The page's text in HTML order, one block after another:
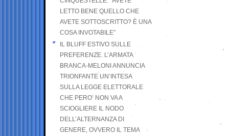
LETTO BENE QUELLO CHE
AVETE SOTTOSCRITTO? È UNA
COSA INVOTABILE”
IL BLUFF ESTIVO SULLE
PREFERENZE. L’ARMATA
BRANCA-MELONI ANNUNCIA
TRIONFANTE UN’INTESA
SULLA LEGGE ELETTORALE
CHE PERO’ NON VA A
SCIOGLIERE IL NODO
DELL’ALTERNANZA DI
GENERE, OVVERO IL TEMA